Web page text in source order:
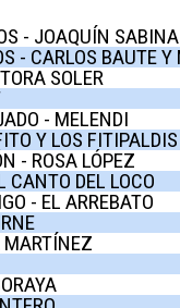
- JOAQUÍN SABINA
- CARLOS BAUTE
SOLER
- MELENDI
Y LOS FITIPALDIS
- ROSA LÓPEZ
CANTO DEL LOCO
- EL ARREBATO